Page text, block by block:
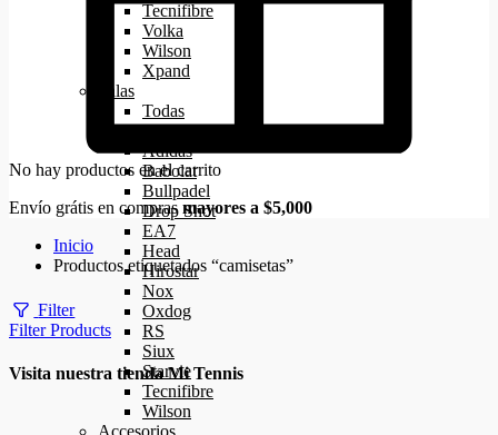
Tecnifibre
Volka
Wilson
Xpand
Palas
Todas
Aca
Adidas
Babolat
Bullpadel
Drop Shot
EA7
Head
Hirostar
Nox
Oxdog
RS
Siux
Starvie
Tecnifibre
Wilson
No hay productos en el carrito
Envío grátis en comprasmayores a $5,000
Inicio
Productos etiquetados “camisetas”
Filter
Filter Products
Visita nuestra tienda Mi Tennis